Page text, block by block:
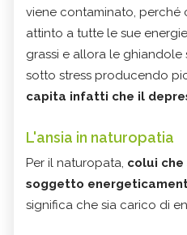
viene contaminato, perché
attinto a tutte le sue
grassi e allora le ghiandole
sotto stress producendo
capita infatti che il
L'ansia in naturopatia
Per il naturopata, colui che
soggetto
significa che sia carico di